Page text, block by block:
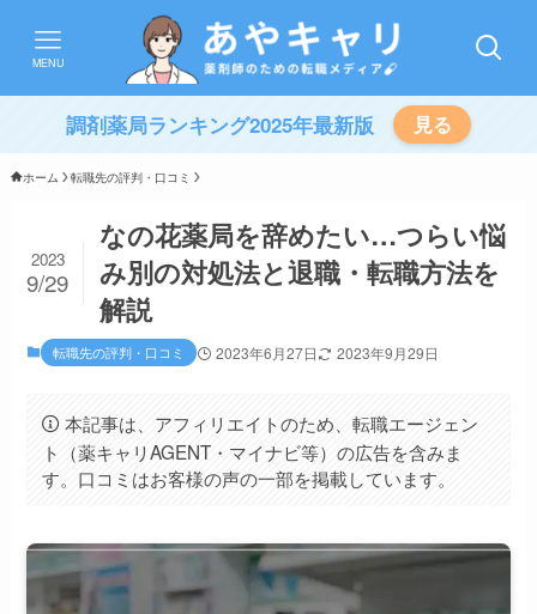
MENU
調剤薬局ランキング2025年最新版 見る
ホーム 転職先の評判・口コミ
なの花薬局を辞めたい…つらい悩
み別の対処法と退職・転職方法を
解説
2023
9/29
転職先の評判・口コミ 2023年6月27日 2023年9月29日
本記事は、アフィリエイトのため、転職エージェン
ト（薬キャリAGENT・マイナビ等）の広告を含みま
す。口コミはお客様の声の一部を掲載しています。